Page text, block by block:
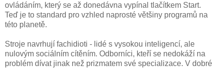
ovládáním, který se až donedávna vypínal tlačítkem Start.
Teď je to standard pro vzhled naprosté většiny programů na
této planetě.
Stroje navrhují fachidioti - lidé s vysokou inteligencí, ale
nulovým sociálním cítěním. Odborníci, kteří se nedokáží na
problém dívat jinak než prizmatem své specializace. V dobré